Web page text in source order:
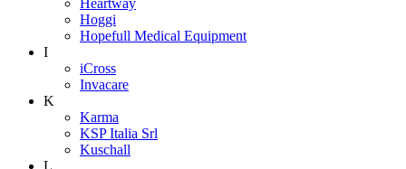
Hoggi
Hopefull Medical Equipment
I
iCross
Invacare
K
Karma
KSP Italia Srl
Kuschall
L